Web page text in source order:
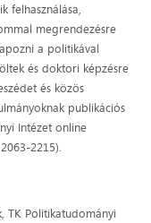
felhasználása,
megrendezésre
a politikával
és doktori képzésre
és közös
publikációs
Intézet online
2215).
TK Politikatudományi